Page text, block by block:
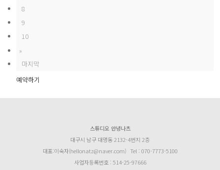
8
9
10
»
마지막
예약하기
스튜디오 안녕나츠
대구시 남구 대명동 2132-4번지 2층
대표:이숙자(hellonatz@naver.com) Tel : 070-7773-5100
사업자등록번호 : 514-25-97666